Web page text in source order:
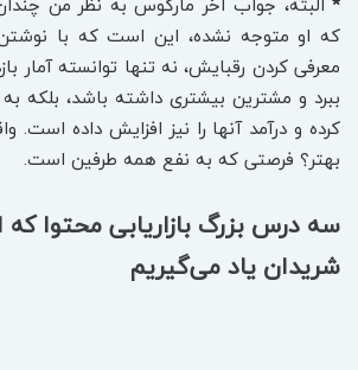
که او متوجه نشده، این است که با
معرفی کردن رقبایش، نه تنها توانسته آمار
ببرد و مشترین بیشتری داشته باشد، بلکه
کرده و درآمد آنها را نیز افزایش داده است.
بهتر؟ فرصتی که به نفع همه طرفین است.
سه درس بزرگ بازاریابی محتوا که
شریدان یاد می‌گیریم